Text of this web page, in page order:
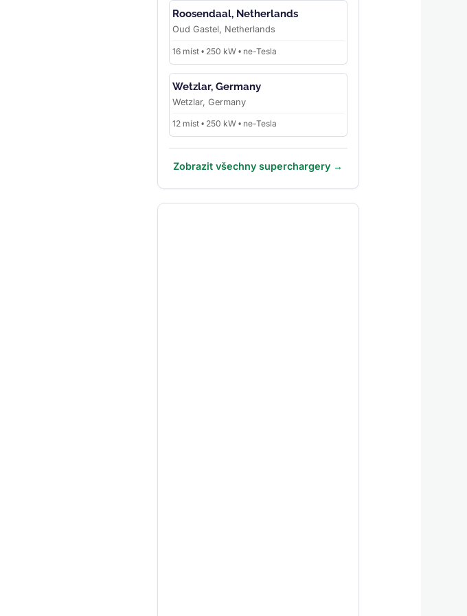
Roosendaal, Netherlands
Oud Gastel, Netherlands
16 míst • 250 kW • ne-Tesla
Wetzlar, Germany
Wetzlar, Germany
12 míst • 250 kW • ne-Tesla
Zobrazit všechny superchargery →